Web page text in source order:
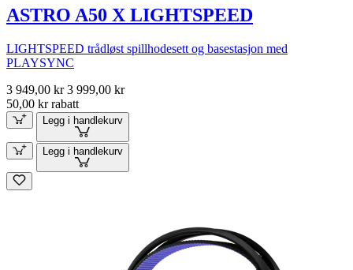
ASTRO A50 X LIGHTSPEED
LIGHTSPEED trådløst spillhodesett og basestasjon med
PLAYSYNC
3 949,00 kr 3 999,00 kr
50,00 kr rabatt
Legg i handlekurv
Legg i handlekurv